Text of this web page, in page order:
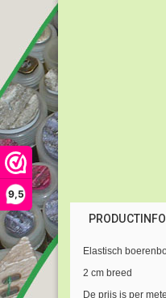
9,5
Elastisch
2 cm breed
De prijs is per